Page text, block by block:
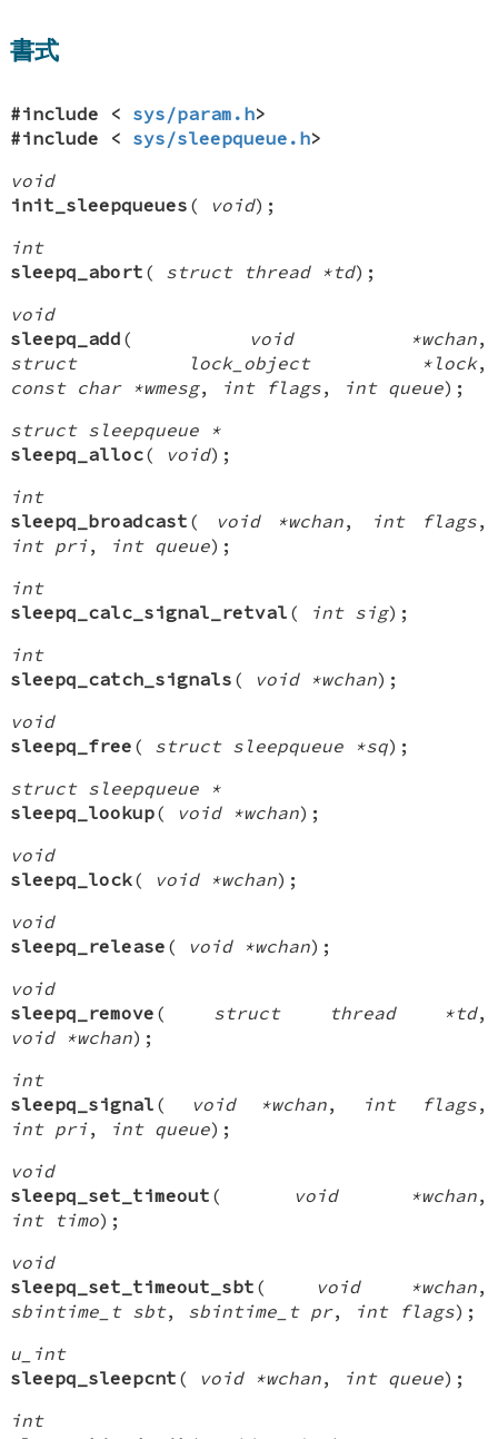
書式
#include < sys/param.h>
#include < sys/sleepqueue.h>
void
init_sleepqueues ( void);
int
sleepq_abort ( struct thread *td);
void
sleepq_add ( void *wchan,
struct lock_object *lock,
const char *wmesg, int flags, int queue);
struct sleepqueue *
sleepq_alloc( void);
int
sleepq_broadcast ( void *wchan, int flags,
int pri, int queue);
int
sleepq_calc_signal_retval ( int sig);
int
sleepq_catch_signals ( void *wchan);
void
sleepq_free ( struct sleepqueue *sq);
struct sleepqueue *
sleepq_lookup( void *wchan);
void
sleepq_lock( void *wchan);
void
sleepq_release ( void *wchan);
void
sleepq_remove ( struct thread *td,
void *wchan);
int
sleepq_signal ( void *wchan, int flags,
int pri, int queue);
void
sleepq_set_timeout ( void *wchan,
int timo);
void
sleepq_set_timeout_sbt ( void *wchan,
sbintime_t sbt, sbintime_t pr, int flags);
u_int
sleepq_sleepcnt ( void *wchan, int queue);
int